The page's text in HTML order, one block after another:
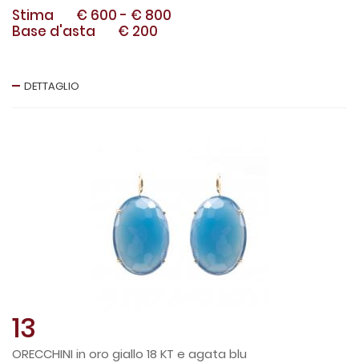
Stima € 600 - € 800
Base d'asta
€ 200
DETTAGLIO
13
ORECCHINI in oro giallo 18 KT e agata blu